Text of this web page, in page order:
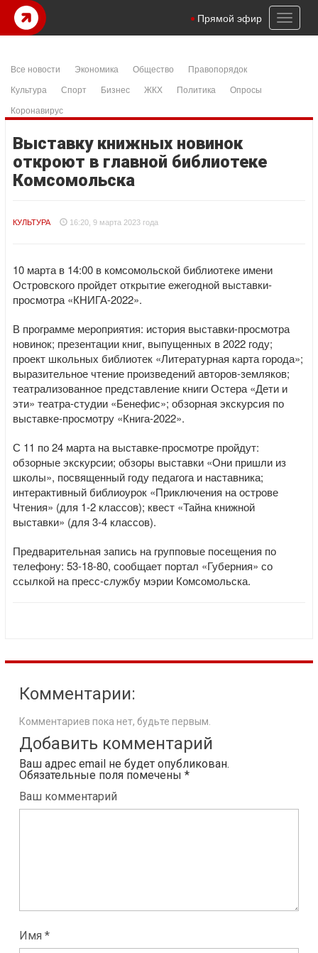
Toggle
Прямой эфир
Все новости Экономика Общество
Правопорядок
Культура
Спорт Бизнес ЖКХ Политика
Опросы
Коронавирус
Выставку книжных новинок
откроют в главной библиотеке
Комсомольска
КУЛЬТУРА 16:20, 9 марта 2023 года
10 марта в 14:00 в комсомольской библиотеке имени
Островского пройдет открытие ежегодной выставки-
просмотра «КНИГА-2022».
В программе мероприятия: история выставки-просмотра
новинок; презентации книг, выпущенных в 2022 году;
проект школьных библиотек «Литературная карта города»;
выразительное чтение произведений авторов-земляков;
театрализованное представление книги Остера «Дети и
эти» театра-студии «Бенефис»; обзорная экскурсия по
выставке-просмотру «Книга-2022».
С 11 по 24 марта на выставке-просмотре пройдут:
обзорные экскурсии; обзоры выставки «Они пришли из
школы», посвященный году педагога и наставника;
интерактивный библиоурок «Приключения на острове
Чтения» (для 1-2 классов); квест «Тайна книжной
выставки» (для 3-4 классов).
Предварительная запись на групповые посещения по
телефону: 53-18-80, сообщает портал «Губерния» со
ссылкой на пресс-службу мэрии Комсомольска.
Комментарии:
Комментариев пока нет, будьте первым.
Добавить комментарий
Ваш адрес email не будет опубликован.
Обязательные поля помечены *
Ваш комментарий
Имя *